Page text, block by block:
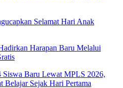
Selamat Hari Anak
Harapan Baru Melalui
Baru Lewat MPLS 2026,
Belajar Sejak Hari Pertama